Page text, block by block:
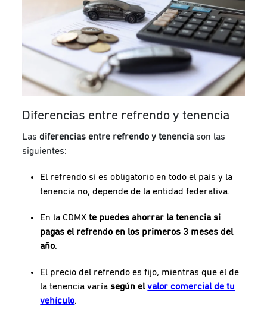
Diferencias entre refrendo y tenencia
Lasdiferencias entre refrendo y tenencia son las
siguientes:
El refrendo sí es obligatorio en todo el país y la
tenencia no, depende de la entidad federativa.
En la CDMXte puedes ahorrar la tenencia si
pagas el refrendo en los primeros 3 meses del
año.
El precio del refrendo es fijo, mientras que el de
la tenencia varíasegún elvalor comercial de tu
vehículo.